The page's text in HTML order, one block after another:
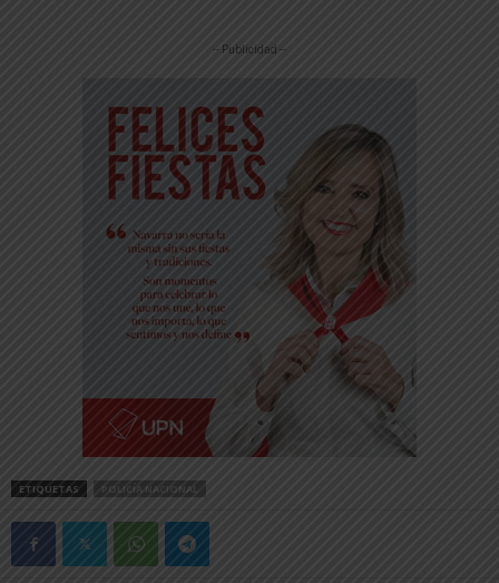
-- Publicidad --
ETIQUETAS POLICÍA NACIONAL